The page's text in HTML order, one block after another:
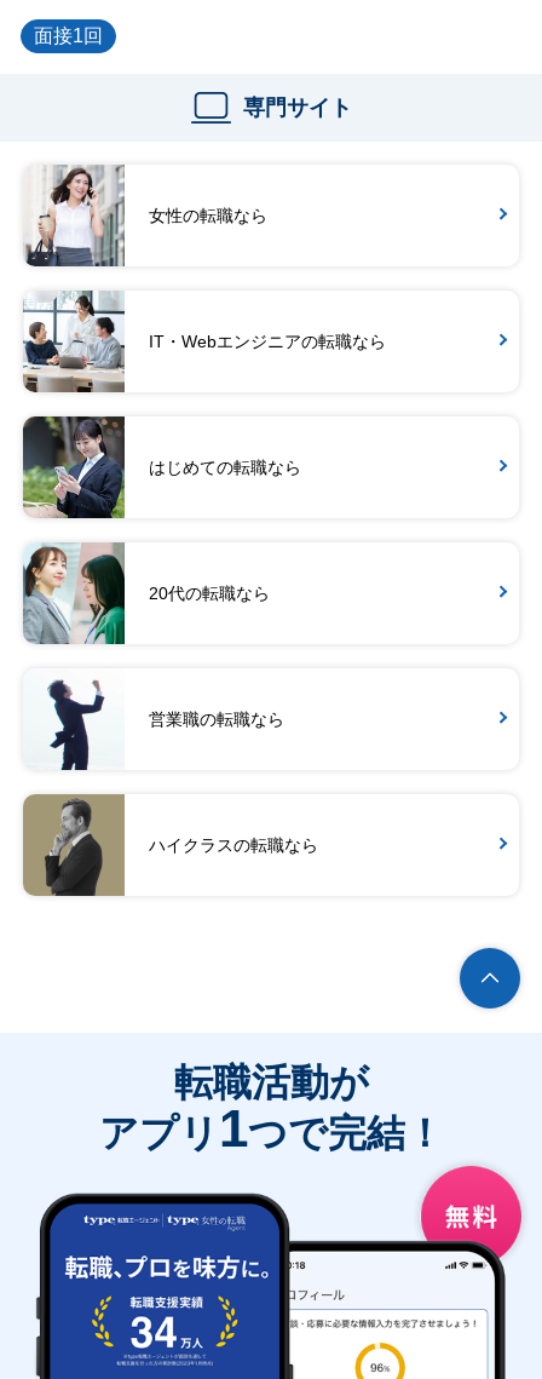
面接1回
専門サイト
女性の転職なら
IT・Webエンジニアの転職なら
はじめての転職なら
20代の転職なら
営業職の転職なら
ハイクラスの転職なら
転職活動が
アプリ 1つで完結！